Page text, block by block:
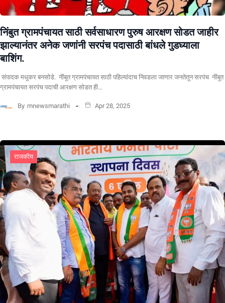
निंबुत ग्रामपंचायत साठी सर्वसाधारण पुरुष आरक्षण सोडत जाहीर
झाल्यानंतर अनेक जणांनी सरपंच पदासाठी बांधले गुडघ्याला
बाशिंग.
संपादक मधुकर बनसोडे. नींबूत ग्रामपंचायत साठी पहिल्यांदाच निवडला जाणार जनतेतून सरपंच नींबूत
ग्रामपंचायत सरपंच पदाची आरक्षण सोडत ही…
By mnewsmarathi Apr 28, 2025
राजकीय